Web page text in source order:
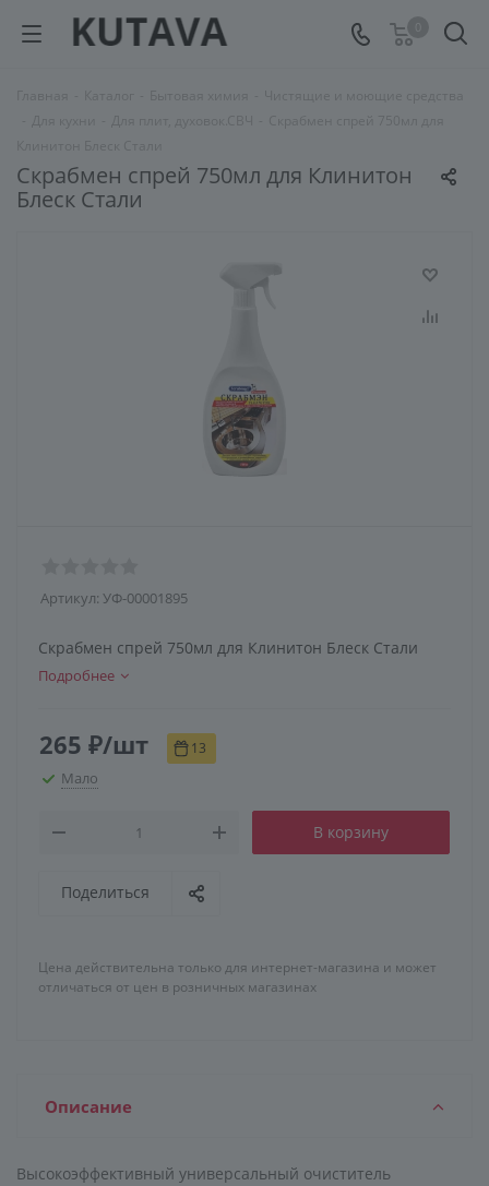
Скрабмен спрей 750мл для Клинитон
Блеск Стали
Артикул: УФ-00001895
Скрабмен спрей 750мл для Клинитон Блеск Стали
Подробнее
265 ₽/шт 13
Мало
В корзину
Поделиться
Цена действительна только для интернет-магазина и может
отличаться от цен в розничных магазинах
Описание
Высокоэффективный универсальный очиститель